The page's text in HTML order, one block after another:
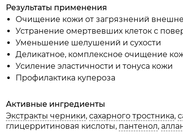
Назначение линии
Увлажняет и смягчает кожу
Обладает мощным антиоксидантным
являющиеся одной из причин
Проникая в глубокие слои кожи,
вещества, восстанавливая
Уменьшает глубину существующих
Нормализует функцию сальных желёз
Защищает кожу от солнечных лучей
Усиливает воздействие АНА-кислот и
Примечания:
Результаты применения
Очищение кожи от загрязнений
Устранение омертвевших клеток с
Уменьшение шелушений и сухости
Деликатное, комплексное очищение
Усиление эластичности и тонуса кожи
Профилактика купероза
Активные ингредиенты
Экстракты черники,сахарного тростника,
глицерритиновая кислоты, пантенол,